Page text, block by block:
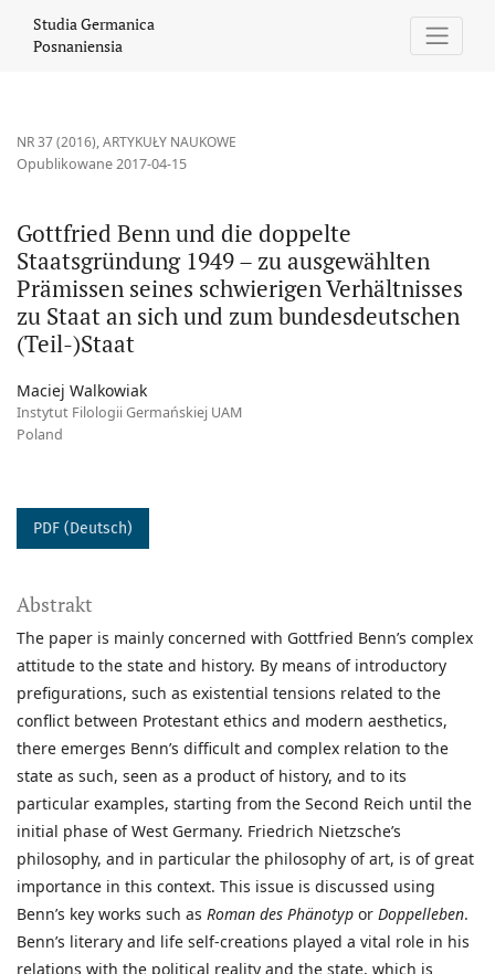
Studia Germanica
Posnaniensia
NR 37 (2016),ARTYKUŁY NAUKOWE
Gottfried Benn und die doppelte
Staatsgründung 1949 – zu ausgewählten
Prämissen seines schwierigen Verhältnisses
zu Staat an sich und zum bundesdeutschen
(Teil-)Staat
Opublikowane 2017-04-15
Maciej Walkowiak
Instytut Filologii Germańskiej UAM
Poland
PDF (Deutsch)
Abstrakt
The paper is mainly concerned with Gottfried Benn’s complex
attitude to the state and history. By means of introductory
prefigurations, such as existential tensions related to the
conflict between Protestant ethics and modern aesthetics,
there emerges Benn’s difficult and complex relation to the
state as such, seen as a product of history, and to its
particular examples, starting from the Second Reich until the
initial phase of West Germany. Friedrich Nietzsche’s
philosophy, and in particular the philosophy of art, is of great
importance in this context. This issue is discussed using
Benn’s key works such as Roman des Phänotyp or Doppelleben.
Benn’s literary and life self-creations played a vital role in his
relations with the political reality and the state, which is